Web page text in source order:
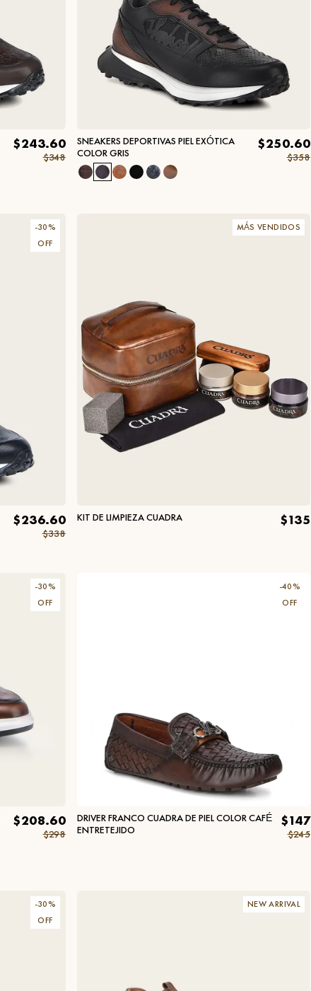
$243.60
$348
SNEAKERS DEPORTIVAS PIEL EXÓTICA
COLOR GRIS
$250.60
$358
-30%
OFF
$236.60
$338
MÁS VENDIDOS
KIT DE LIMPIEZA CUADRA $135
-30%
OFF
$208.60
$298
-40%
OFF
DRIVER FRANCO CUADRA DE PIEL COLOR CAFÉ
ENTRETEJIDO
$147
$245
-30%
OFF
NEW ARRIVAL